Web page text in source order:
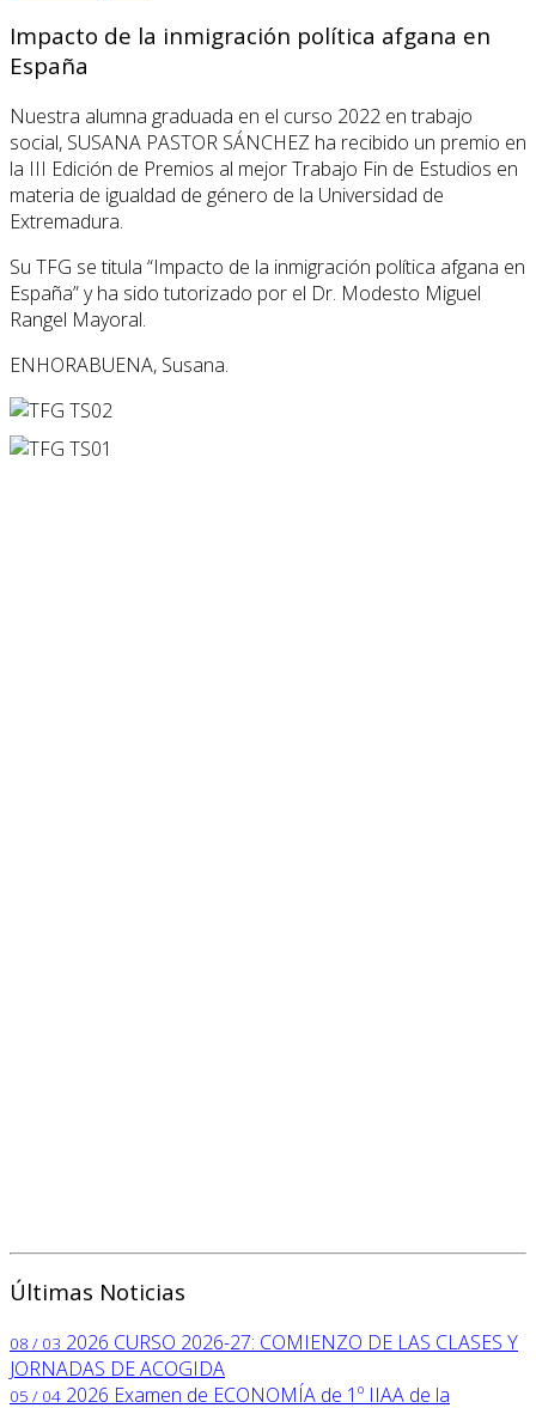
Impacto de la inmigración política afgana en
España
Nuestra alumna graduada en el curso 2022 en trabajo
social, SUSANA PASTOR SÁNCHEZ ha recibido un premio en
la III Edición de Premios al mejor Trabajo Fin de Estudios en
materia de igualdad de género de la Universidad de
Extremadura.
Su TFG se titula “Impacto de la inmigración política afgana en
España” y ha sido tutorizado por el Dr. Modesto Miguel
Rangel Mayoral.
ENHORABUENA, Susana.
Últimas Noticias
08 / 03 2026 CURSO 2026-27: COMIENZO DE LAS CLASES Y
JORNADAS DE ACOGIDA
05 / 04 2026 Examen de ECONOMÍA de 1º IIAA de la